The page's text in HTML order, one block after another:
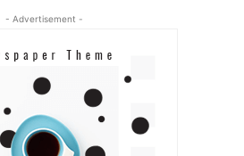
- Advertisement -